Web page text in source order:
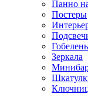
Панно
Постеры
Зеркала